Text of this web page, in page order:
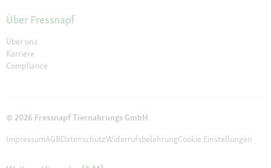
Über Fressnapf
Über uns
Karriere
Compliance
© 2026 Fressnapf Tiernahrungs GmbH
ImpressumAGBDatenschutzWiderrufsbelehrungCookie Einstellungen